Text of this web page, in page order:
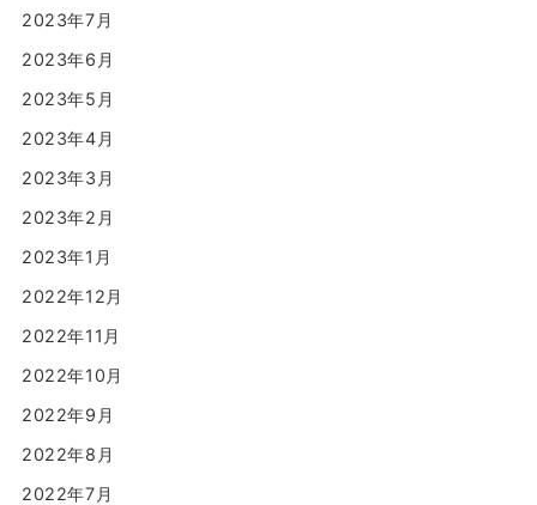
2023年7月
2023年6月
2023年5月
2023年4月
2023年3月
2023年2月
2023年1月
2022年12月
2022年11月
2022年10月
2022年9月
2022年8月
2022年7月